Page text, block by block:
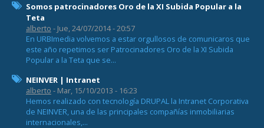
Somos patrocinadores Oro de la XI Subida Popular a la
Teta
alberto - Jue, 24/07/2014 - 20:57
En URBImedia volvemos a estar orgullosos de comunicaros que
este año repetimos ser Patrocinadores Oro de la XI Subida
Popular a la Teta que se...
NEINVER | Intranet
alberto - Mar, 15/10/2013 - 16:23
Hemos realizado con tecnología DRUPAL la Intranet Corporativa
de NEINVER, una de las principales compañías inmobiliarias
internacionales,...